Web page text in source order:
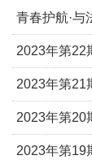
青春护航·
大学生交通
2023年第22
2023年第21
2023年第20
2023年第19